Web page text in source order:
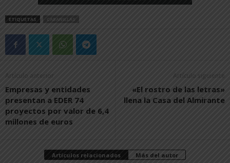
ETIQUETAS CABANILLAS
Artículo anterior
Empresas y entidades
presentan a EDER 74
proyectos por valor de 6,4
millones de euros
Artículo siguiente
«El rostro de las letras»
llena la Casa del Almirante
Artículos relacionados Más del autor